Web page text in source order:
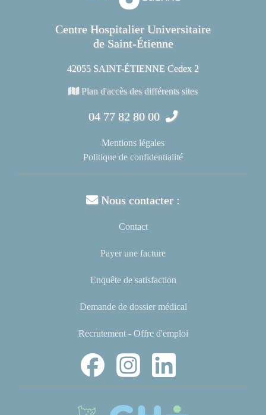
Centre Hospitalier Universitaire
de Saint-Étienne
42055 SAINT-ÉTIENNE Cedex 2
Plan d'accès des différents sites
04 77 82 80 00
Mentions légales
Politique de confidentialité
Nous contacter :
Contact
Payer une facture
Enquête de satisfaction
Demande de dossier médical
Recrutement - Offre d'emploi